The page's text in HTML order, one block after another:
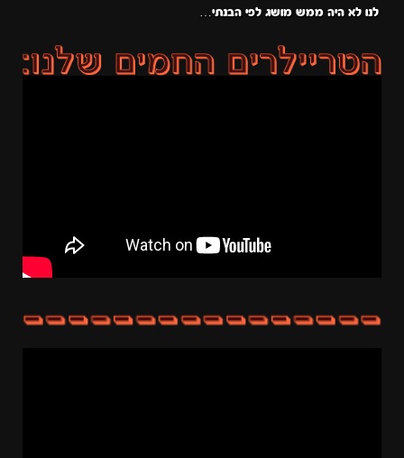
לנו לא היה ממש מושג לפי הבנתי…